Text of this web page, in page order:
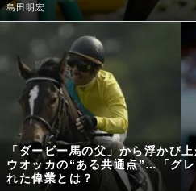
島田明宏
「ダービー馬の父」から浮かび
ウオッカの“ある共通点”…「グ
れた偉業とは？